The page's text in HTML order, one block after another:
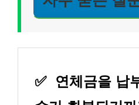
✅
연체금을 납